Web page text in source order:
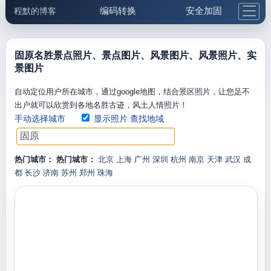
程默的博客 编码转换 安全加固
邮件工具 生活便民 更多工具
固原名胜景点照片、景点图片、风景图片、风景照片、实
景图片
自动定位用户所在城市，通过google地图，结合景区照片，让您足不
出户就可以欣赏到各地名胜古迹，风土人情照片！
手动选择城市 显示照片 查找地域
热门城市： 热门城市： 北京 上海 广州 深圳 杭州 南京 天津 武汉 成
都 长沙 济南 苏州 郑州 珠海